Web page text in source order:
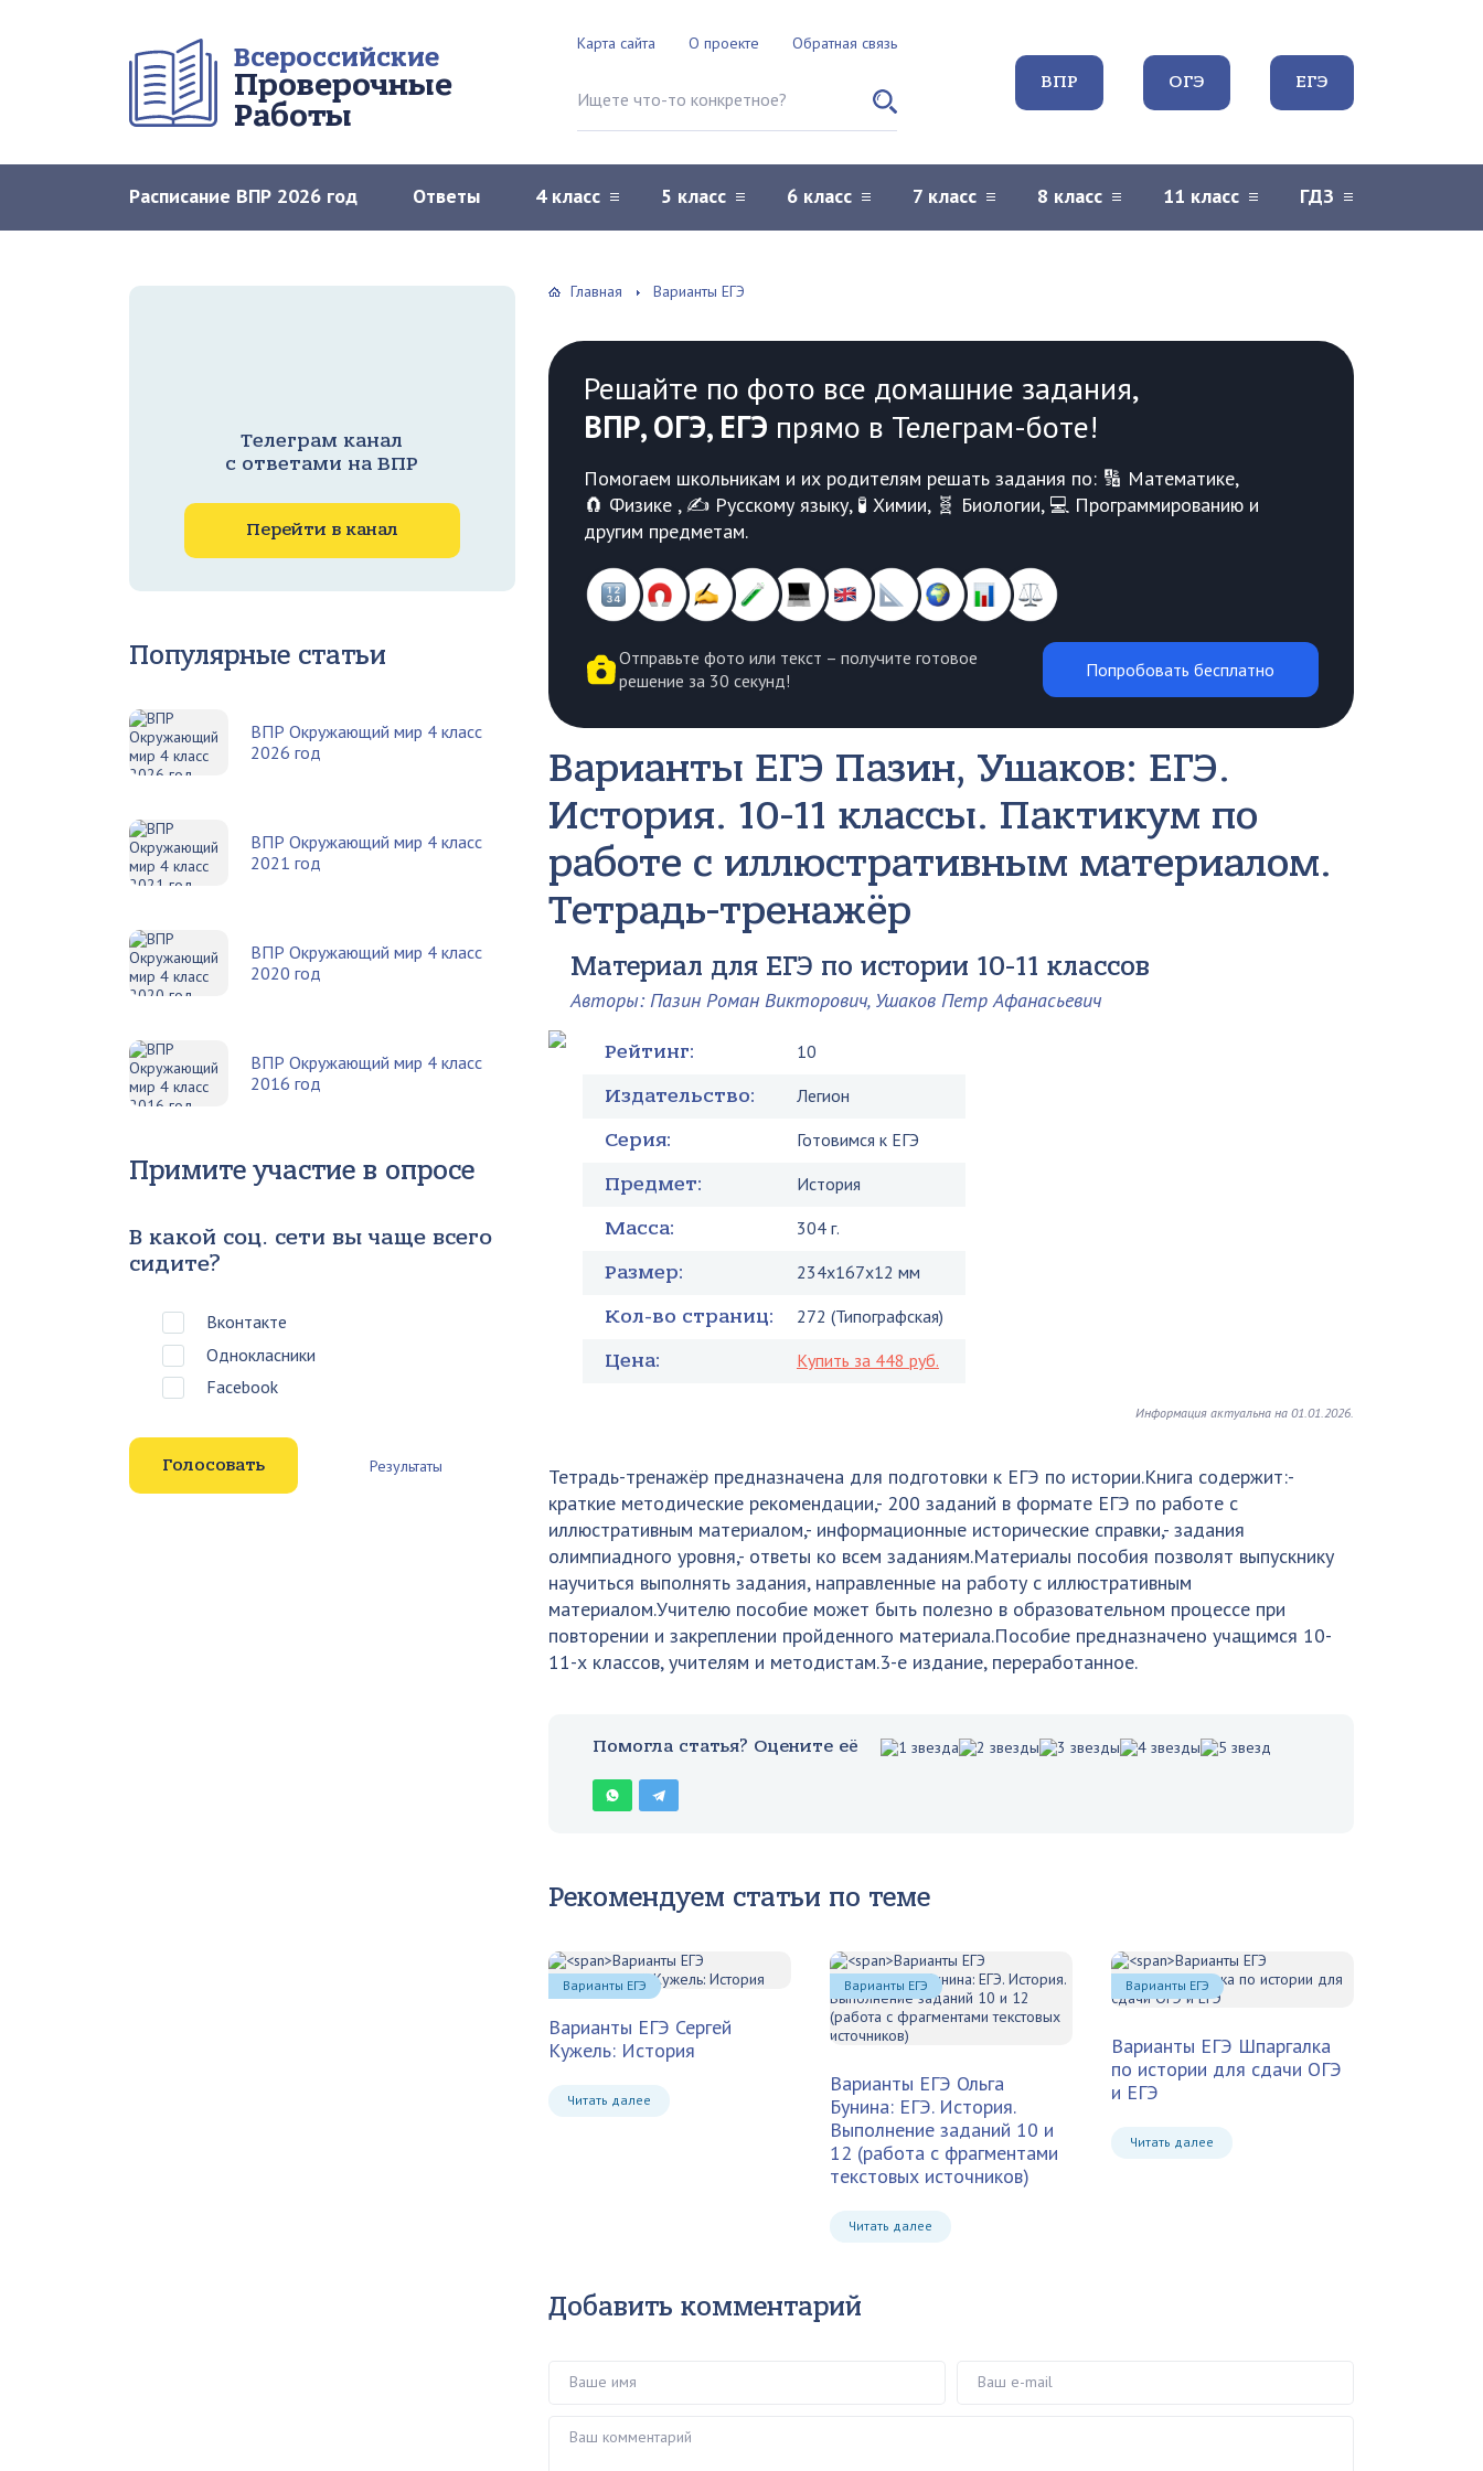
Всероссийские
Проверочные
Работы
Карта сайта О проекте Обратная связь
Поиск по сайту
ВПР ОГЭ ЕГЭ
Расписание ВПР 2026 год Ответы 4 класс 5 класс 6 класс 7 класс 8 класс 11 класс ГДЗ
Главная Варианты ЕГЭ
Решайте по фото все домашние задания,
ВПР, ОГЭ, ЕГЭ прямо в Телеграм-боте!
Помогаем школьникам и их родителям решать задания по: 🔢 Математике,
🧲 Физике , ✍️ Русскому языку, 🧪 Химии, 🧬 Биологии, 💻 Программированию и
другим предметам.
Отправьте фото или текст – получите готовое
решение за 30 секунд!
Попробовать бесплатно
Варианты ЕГЭ Пазин, Ушаков: ЕГЭ.
История. 10-11 классы. Пактикум по
работе с иллюстративным материалом.
Тетрадь-тренажёр
Материал для ЕГЭ по истории 10-11 классов
Авторы: Пазин Роман Викторович, Ушаков Петр Афанасьевич
Рейтинг: 10
Издательство: Легион
Серия: Готовимся к ЕГЭ
Предмет: История
Масса: 304 г.
Размер: 234x167x12 мм
Кол-во страниц: 272 (Типографская)
Цена: Купить за 448 руб.
Информация актуальна на 01.01.2026.
Тетрадь-тренажёр предназначена для подготовки к ЕГЭ по истории.Книга содержит:-
краткие методические рекомендации,- 200 заданий в формате ЕГЭ по работе с
иллюстративным материалом,- информационные исторические справки,- задания
олимпиадного уровня,- ответы ко всем заданиям.Материалы пособия позволят выпускнику
научиться выполнять задания, направленные на работу с иллюстративным
материалом.Учителю пособие может быть полезно в образовательном процессе при
повторении и закреплении пройденного материала.Пособие предназначено учащимся 10-
11-х классов, учителям и методистам.3-е издание, переработанное.
Помогла статья? Оцените её
Рекомендуем статьи по теме
Варианты ЕГЭ Сергей
Кужель: История
Читать далее
Варианты ЕГЭ
Варианты ЕГЭ Ольга
Бунина: ЕГЭ. История.
Выполнение заданий 10 и
12 (работа с фрагментами
текстовых источников)
Читать далее
Варианты ЕГЭ
Варианты ЕГЭ Шпаргалка
по истории для сдачи ОГЭ
и ЕГЭ
Читать далее
Варианты ЕГЭ
Добавить комментарий
Телеграм канал
с ответами на ВПР
Перейти в канал
Популярные статьи
ВПР Окружающий мир 4 класс
2026 год
ВПР Окружающий мир 4 класс
2021 год
ВПР Окружающий мир 4 класс
2020 год
ВПР Окружающий мир 4 класс
2016 год
Примите участие в опросе
В какой соц. сети вы чаще всего
сидите?
Вконтакте
Однокласники
Facebook
Результаты